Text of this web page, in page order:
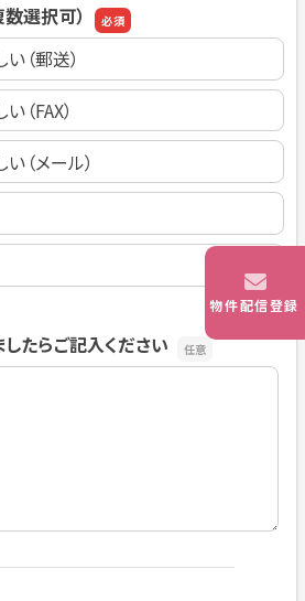
選択可）
（郵送）
（FAX）
（メール）
たらご記入ください
たらご記入ください
物件配信登録